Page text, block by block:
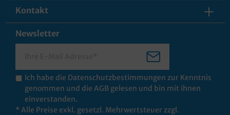
Kontakt
Newsletter
Ich habe die Datenschutzbestimmungen zur Kenntnis
genommen und die AGB gelesen und bin mit ihnen
einverstanden.
* Alle Preise exkl. gesetzl. Mehrwertsteuer zzgl.